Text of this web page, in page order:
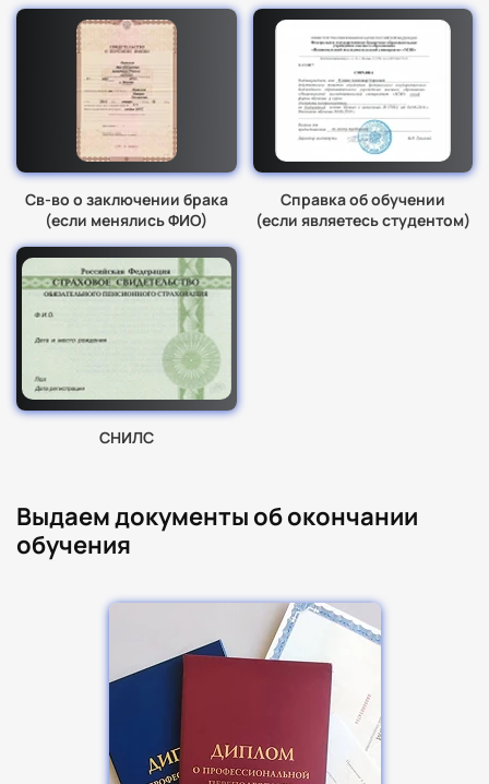
Св-во о заключении брака
(если менялись ФИО)
Справка об обучении
(если являетесь студентом)
СНИЛС
Выдаем документы об окончании
обучения